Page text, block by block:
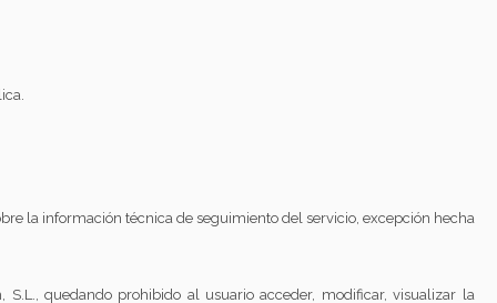
la información técnica de seguimiento del servicio, excepción hecha
quedando prohibido al usuario acceder, modificar, visualizar la